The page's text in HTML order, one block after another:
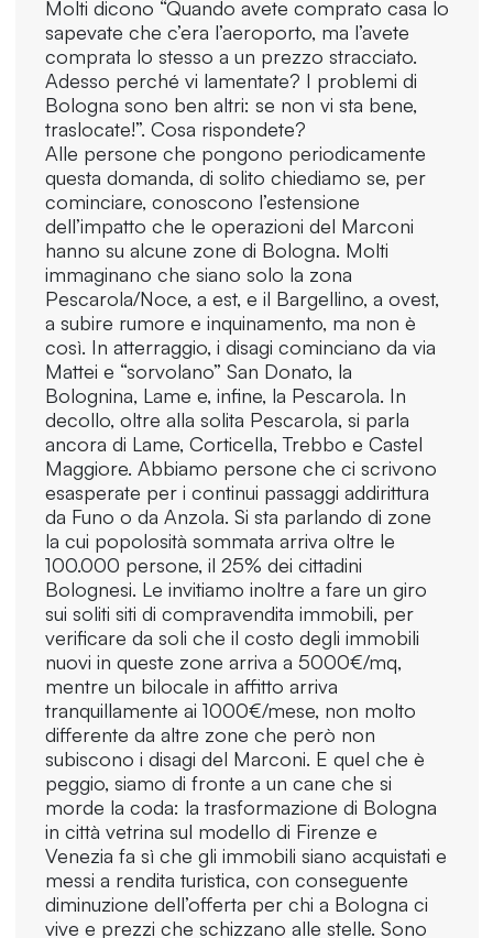
Molti dicono “Quando avete comprato casa lo
sapevate che c’era l’aeroporto, ma l’avete
comprata lo stesso a un prezzo stracciato.
Adesso perché vi lamentate? I problemi di
Bologna sono ben altri: se non vi sta bene,
traslocate!”. Cosa rispondete?
Alle persone che pongono periodicamente
questa domanda, di solito chiediamo se, per
cominciare, conoscono l’estensione
dell’impatto che le operazioni del Marconi
hanno su alcune zone di Bologna. Molti
immaginano che siano solo la zona
Pescarola/Noce, a est, e il Bargellino, a ovest,
a subire rumore e inquinamento, ma non è
così. In atterraggio, i disagi cominciano da via
Mattei e “sorvolano” San Donato, la
Bolognina, Lame e, infine, la Pescarola. In
decollo, oltre alla solita Pescarola, si parla
ancora di Lame, Corticella, Trebbo e Castel
Maggiore. Abbiamo persone che ci scrivono
esasperate per i continui passaggi addirittura
da Funo o da Anzola. Si sta parlando di zone
la cui popolosità sommata arriva oltre le
100.000 persone, il 25% dei cittadini
Bolognesi. Le invitiamo inoltre a fare un giro
sui soliti siti di compravendita immobili, per
verificare da soli che il costo degli immobili
nuovi in queste zone arriva a 5000€/mq,
mentre un bilocale in affitto arriva
tranquillamente ai 1000€/mese, non molto
differente da altre zone che però non
subiscono i disagi del Marconi. E quel che è
peggio, siamo di fronte a un cane che si
morde la coda: la trasformazione di Bologna
in città vetrina sul modello di Firenze e
Venezia fa sì che gli immobili siano acquistati e
messi a rendita turistica, con conseguente
diminuzione dell’offerta per chi a Bologna ci
vive e prezzi che schizzano alle stelle. Sono